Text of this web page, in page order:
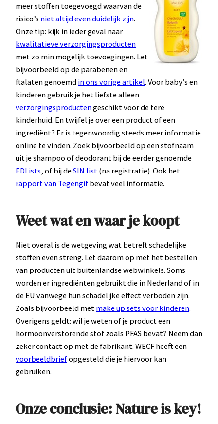
meer stoffen toegevoegd waarvan de
risico’s niet altijd even duidelijk zijn.
Onze tip: kijk in ieder geval naar
kwalitatieve verzorgingsproducten
met zo min mogelijk toevoegingen. Let
bijvoorbeeld op de parabenen en
ftalaten genoemd in ons vorige artikel. Voor baby’s en
kinderen gebruik je het liefste alleen
verzorgingsproductengeschikt voor de tere
kinderhuid. En twijfel je over een product of een
ingrediënt? Er is tegenwoordig steeds meer informatie
online te vinden. Zoek bijvoorbeeld op een stofnaam
uit je shampoo of deodorant bij de eerder genoemde
EDLists, of bij de SIN list (na registratie). Ook het
rapport van Tegengif bevat veel informatie.
Weet wat en waar je koopt
Niet overal is de wetgeving wat betreft schadelijke
stoffen even streng. Let daarom op met het bestellen
van producten uit buitenlandse webwinkels. Soms
worden er ingrediënten gebruikt die in Nederland of in
de EU vanwege hun schadelijke effect verboden zijn.
Zoals bijvoorbeeld met make up sets voor kinderen.
Overigens geldt: wil je weten of je product een
hormoonverstorende stof zoals PFAS bevat? Neem dan
zeker contact op met de fabrikant. WECF heeft een
voorbeeldbriefopgesteld die je hiervoor kan
gebruiken.
Onze conclusie: Nature is key!